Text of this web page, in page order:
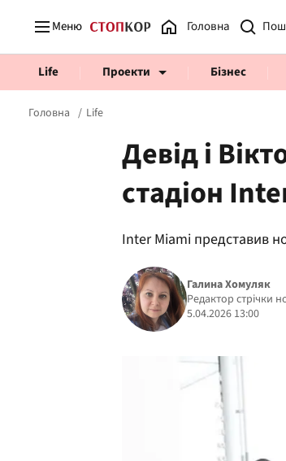
Меню Головна
Life Проекти Бізнес
Головна Life
Девід і
стадіон
Inter Miami представив
Галина Хомуляк
Редактор стрічки
5.04.2026 13:00